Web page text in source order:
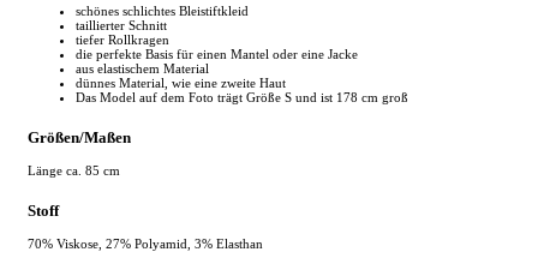
schönes schlichtes Bleistiftkleid
taillierter Schnitt
tiefer Rollkragen
die perfekte Basis für einen Mantel oder eine Jacke
aus elastischem Material
dünnes Material, wie eine zweite Haut
Das Model auf dem Foto trägt Größe S und ist 178 cm groß
Größen/Maßen
Länge ca. 85 cm
Stoff
70% Viskose, 27% Polyamid, 3% Elasthan